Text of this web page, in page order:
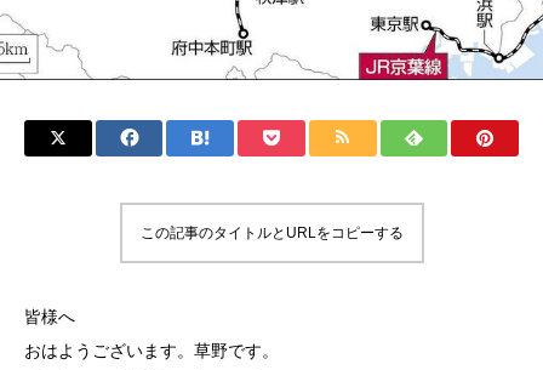
この記事のタイトルとURLをコピーする
皆様へ
おはようございます。草野です。